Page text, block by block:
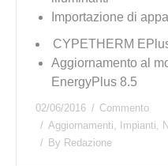
Importazione di
CYPETHERM
Aggiornamento al
EnergyPlus 8.5
02/06/2016
Commento
Aggiornamenti
Impianti
By Redazione